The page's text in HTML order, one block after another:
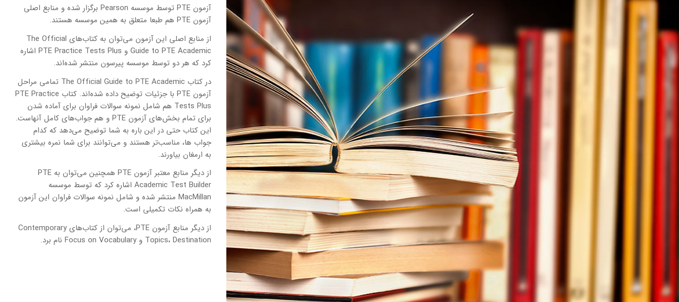
آزمون PTE توسط موسسه Pearson برگزار شده و منابع اصلی
آزمون PTE هم طبعا متعلق به همین موسسه هستند.
از منابع اصلی این آزمون می‌توان به کتاب‌های The Official
Guide to PTE Academic و PTE Practice Tests Plus اشاره
کرد که هر دو توسط موسسه پیرسون منتشر شده‌اند.
در کتاب The Official Guide to PTE Academic تمامی مراحل
آزمون PTE با جزئیات توضیح داده شده‌اند. کتاب PTE Practice
Tests Plus هم شامل نمونه سوالات فراوان برای آماده شدن
برای تمام بخش‌های آزمون PTE و هم جواب‌های کامل آنهاست.
این کتاب حتی در این باره به شما توضیح می‌دهد که کدام
جواب ها، مناسب‌تر هستند و می‌توانند برای شما نمره بیشتری
به ارمغان بیاورند.
از دیگر منابع معتبر آزمون PTE همچنین می‌توان به PTE
Academic Test Builder اشاره کرد که توسط موسسه
MacMillan منتشر شده و شامل نمونه سوالات فراوان این آزمون
به همراه نکات تکمیلی است.
از دیگر منابع آزمون PTE، می‌توان از کتاب‌های Contemporary
Topics، Destination و Focus on Vocabulary نام برد.